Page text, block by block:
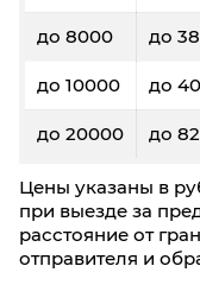
до 8000 до 38
до 10000 до 40
до 20000 до 82
Цены указаны в
при выезде за
расстояние от
отправителя и